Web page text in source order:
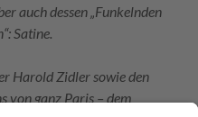
auch dessen „Funkelnden
Satine.
Harold Zidler sowie den
von ganz Paris – dem